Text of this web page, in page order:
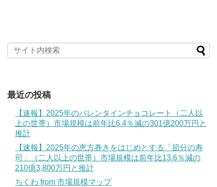
最近の投稿
【速報】2025年のバレンタインチョコレート（二人以
上の世帯）市場規模は前年比6.4％減の301億200万円と
推計
【速報】2025年の恵方巻きをはじめとする「節分の寿
司」（二人以上の世帯）市場規模は前年比13.6％減の
210億3,800万円と推計
ちくわ from 市場規模マップ